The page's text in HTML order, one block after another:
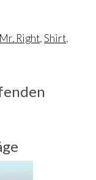
Mr. Right,Shirt,